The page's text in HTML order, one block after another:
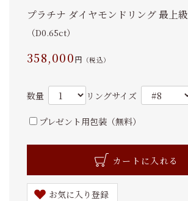
プラチナ ダイヤモンドリング 最上級
（D0.65ct）
358,000円 （税込）
数量 リングサイズ
プレゼント用包装（無料）
カートに入れる
お気に入り登録